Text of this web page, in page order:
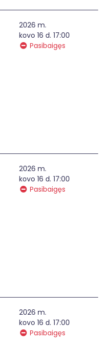
2026 m.
kovo 16 d. 17:00
Pasibaigęs
2026 m.
kovo 16 d. 17:00
Pasibaigęs
2026 m.
kovo 16 d. 17:00
Pasibaigęs